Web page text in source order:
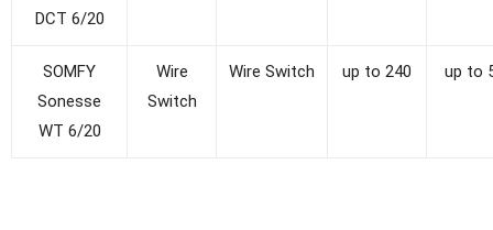
DCT 6/20
SOMFY
Sonesse
WT 6/20
Wire
Switch
Wire Switch up to 240 up to